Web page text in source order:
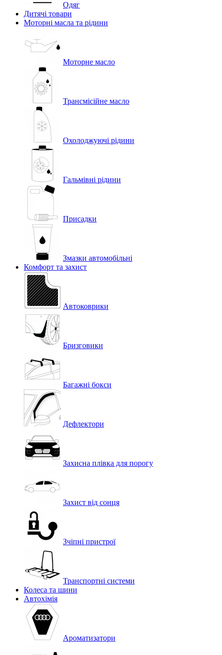
Одяг
Дитячі товари
Моторні масла та рідини
Моторне масло
Трансмісійне масло
Охолоджуючі рідини
Гальмівні рідини
Присадки
Змазки автомобільні
Комфорт та захист
Автоковрики
Бризговики
Багажні бокси
Дефлектори
Захисна плівка для порогу
Захист від сонця
Зчіпні пристрої
Транспортні системи
Колеса та шини
Автохімія
Ароматизатори